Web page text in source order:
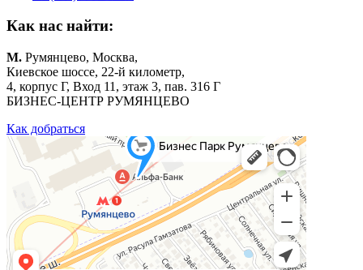
Как нас найти:
М. Румянцево, Москва,
Киевское шоссе, 22-й километр,
4, корпус Г, Вход 11, этаж 3, пав. 316 Г
БИЗНЕС-ЦЕНТР РУМЯНЦЕВО
Как добраться